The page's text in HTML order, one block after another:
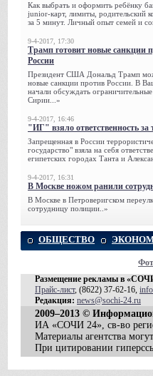
Как выбрать и оформить ребёнку
junior-карт, лимиты, родительский
за 5 минут. Личный опыт семей и
9-4-2017, 17:30
Трамп готовит новые санкции
России
Президент США Дональд Трамп
новые санкции против России. В
начали обсуждать
Сирии...»
9-4-2017, 16:46
"ИГ" взяло ответственность за
Запрещенная в России
государство" взяла на себя
египетских городах Танта и
9-4-2017, 16:31
В Москве ножом ранили
В Москве в Петроверигском
сотрудницу полиции..»
ОБЩЕСТВО
Размещение рекламы в
Прайс-лист, (8622) 37-62-16,
Редакция: news@sochi-24.ru
2009–2013 ©
ИА «СОЧИ 24», св-во
Материалы агентства
При цитировании